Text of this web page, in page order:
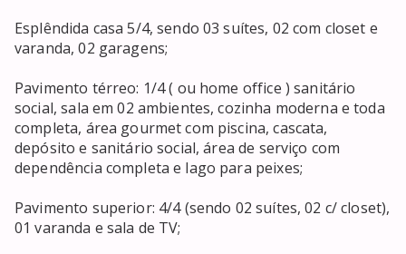
Esplêndida casa 5/4, sendo 03 suítes, 02 com closet e
varanda, 02 garagens;
Pavimento térreo: 1/4 ( ou home office ) sanitário
social, sala em 02 ambientes, cozinha moderna e toda
completa, área gourmet com piscina, cascata,
depósito e sanitário social, área de serviço com
dependência completa e lago para peixes;
Pavimento superior: 4/4 (sendo 02 suítes, 02 c/ closet),
01 varanda e sala de TV;